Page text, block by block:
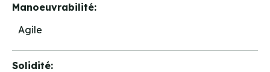
Manoeuvrabilité:
Agile
Solidité: